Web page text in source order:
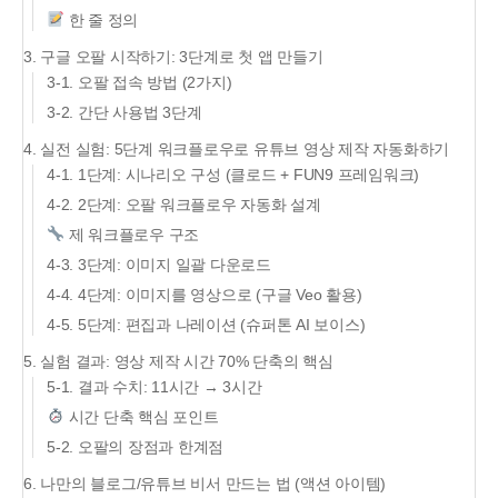
한 줄 정의
3. 구글 오팔 시작하기: 3단계로 첫 앱 만들기
3-1. 오팔 접속 방법 (2가지)
3-2. 간단 사용법 3단계
4. 실전 실험: 5단계 워크플로우로 유튜브 영상 제작 자동화하기
4-1. 1단계: 시나리오 구성 (클로드 + FUN9 프레임워크)
4-2. 2단계: 오팔 워크플로우 자동화 설계
제 워크플로우 구조
4-3. 3단계: 이미지 일괄 다운로드
4-4. 4단계: 이미지를 영상으로 (구글 Veo 활용)
4-5. 5단계: 편집과 나레이션 (슈퍼톤 AI 보이스)
5. 실험 결과: 영상 제작 시간 70% 단축의 핵심
5-1. 결과 수치: 11시간 → 3시간
시간 단축 핵심 포인트
5-2. 오팔의 장점과 한계점
6. 나만의 블로그/유튜브 비서 만드는 법 (액션 아이템)